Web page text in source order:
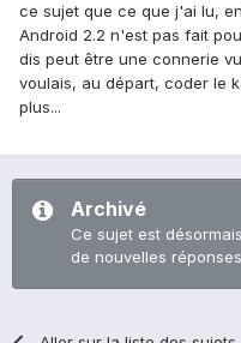
ce sujet que ce que j'ai lu,
Android 2.2 n'est pas fait
dis peut être une connerie
voulais, au départ, coder le
plus...
Archivé
Ce sujet est
de nouvelles